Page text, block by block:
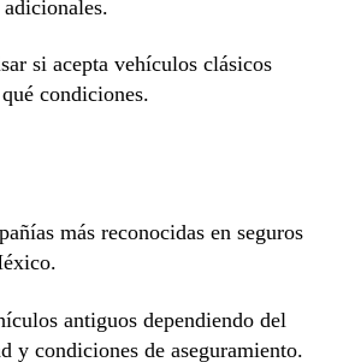
si acepta vehículos clásicos
condiciones.
más reconocidas en seguros
antiguos dependiendo del
y condiciones de aseguramiento.